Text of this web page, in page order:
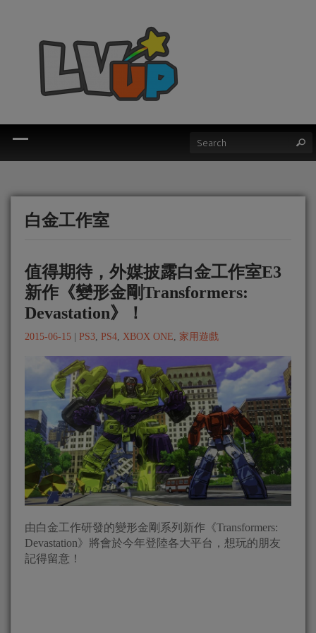
白金工作室
值得期待，外媒披露白金工作室E3
新作《變形金剛Transformers:
Devastation》！
2015-06-15 PS3, PS4, XBOX ONE, 家用遊戲
由白金工作研發的變形金剛系列新作《Transformers:
Devastation》將會於今年登陸各大平台，想玩的朋友
記得留意！